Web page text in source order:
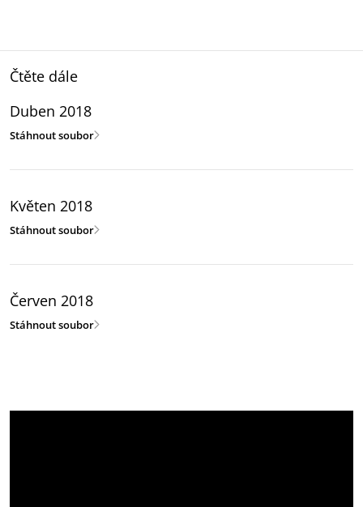
Čtěte dále
Duben 2018
Stáhnout soubor
Květen 2018
Stáhnout soubor
Červen 2018
Stáhnout soubor